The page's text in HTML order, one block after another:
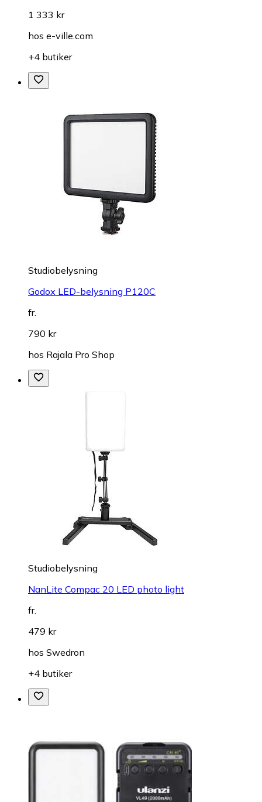
1 333 kr
hos e-ville.com
+4 butiker
Studiobelysning
Godox LED-belysning P120C
fr.
790 kr
hos Rajala Pro Shop
Studiobelysning
NanLite Compac 20 LED photo light
fr.
479 kr
hos Swedron
+4 butiker